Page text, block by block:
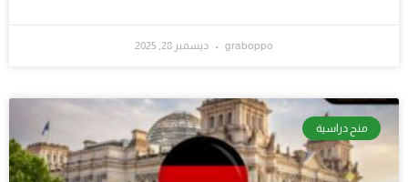
graboppo ديسمبر 28, 2025
منح دراسية